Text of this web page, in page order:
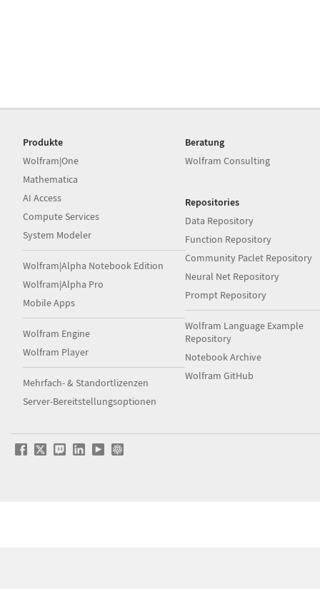
Produkte
Wolfram|One
Mathematica
AI Access
Compute Services
System Modeler
Wolfram|Alpha Notebook Edition
Wolfram|Alpha Pro
Mobile Apps
Wolfram Engine
Wolfram Player
Mehrfach- & Standortlizenzen
Server-Bereitstellungsoptionen
Beratung
Wolfram Consulting
Repositories
Data Repository
Function Repository
Community Paclet Repository
Neural Net Repository
Prompt Repository
Wolfram Language Example
Repository
Notebook Archive
Wolfram GitHub